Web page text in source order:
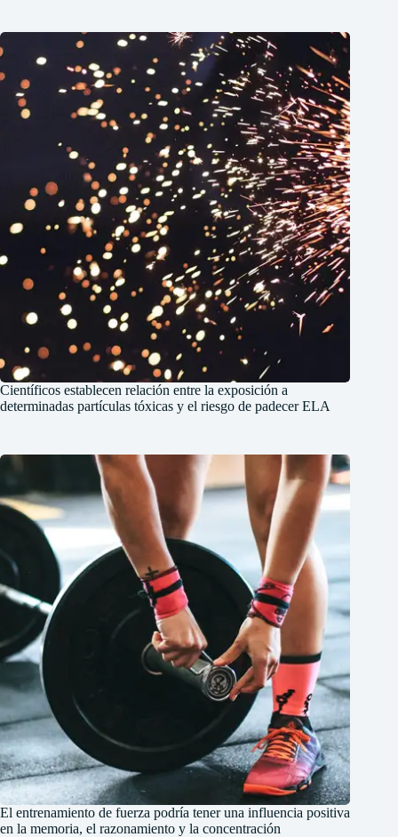
Científicos establecen relación entre la exposición a
determinadas partículas tóxicas y el riesgo de padecer ELA
El entrenamiento de fuerza podría tener una influencia positiva
en la memoria, el razonamiento y la concentración